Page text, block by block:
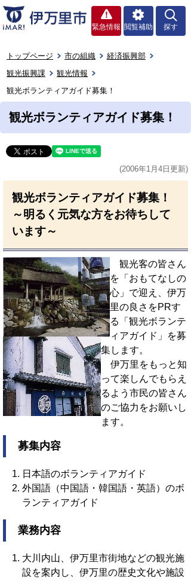
緊急情報 閲覧補助 探す
トップページ 市の組織
経済振興部
観光振興課
観光情報
観光ボランティアガイド募集！
観光ボランティアガイド募集！
(2006年1月4日更新)
観光ボランティアガイド募集！
～明るく元気な方をお待ちして
います～
観光客の皆さん
を「おもてなしの
心」で迎え、伊万
里の良さをPRす
る「観光ボランテ
ィアガイド」を募
集します。
伊万里をもっと知
って楽しんでもらえ
るよう市民の皆さん
のご協力をお願いし
ます。
募集内容
日本語のボランティアガイド
外国語（中国語・韓国語・英語）のボ
ランティアガイド
業務内容
大川内山、伊万里市街地などの観光施
設を案内し、伊万里の歴史文化や施設